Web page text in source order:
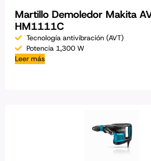
Martillo Demoledor Makita
HM1111C
Tecnología antivibración (AVT)
Potencia 1,300 W
Leer más